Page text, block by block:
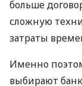
больше
сложную
затраты
Именно
выбирают